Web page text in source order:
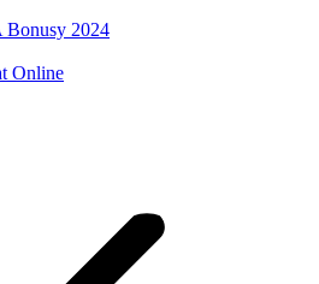
Bonusy 2024
Online